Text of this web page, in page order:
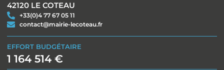
42120 LE COTEAU
+33(0)4 77 67 05 11
contact@mairie-lecoteau.fr
EFFORT BUDGÉTAIRE
1 164 514 €